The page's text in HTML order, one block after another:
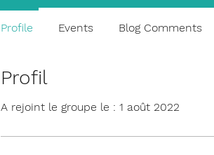
Profil
A rejoint le groupe le : 1 août 2022
Profile Events Blog Comments